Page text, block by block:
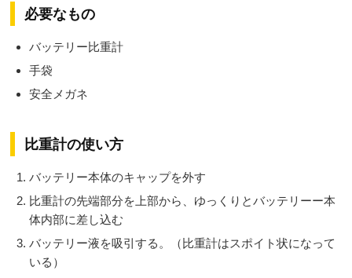
必要なもの
バッテリー比重計
手袋
安全メガネ
比重計の使い方
バッテリー本体のキャップを外す
比重計の先端部分を上部から、ゆっくりとバッテリーー本
体内部に差し込む
バッテリー液を吸引する。（比重計はスポイト状になって
いる）